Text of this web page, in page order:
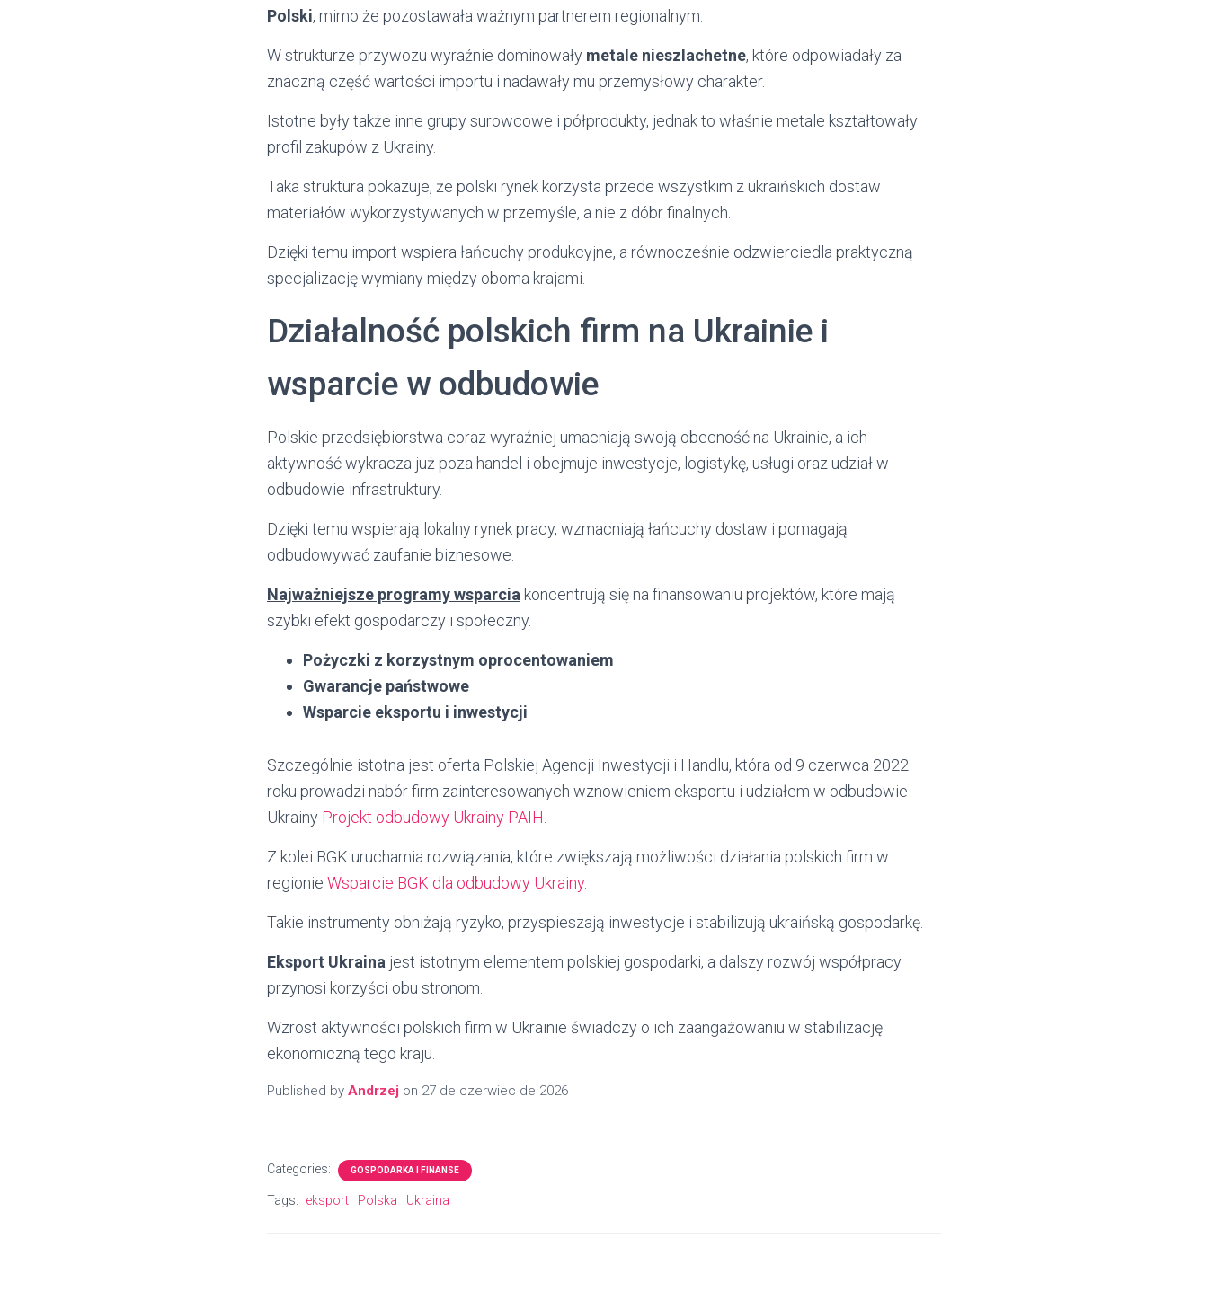
Polski, mimo że pozostawała ważnym partnerem regionalnym.
W strukturze przywozu wyraźnie dominowały metale nieszlachetne, które odpowiadały za
znaczną część wartości importu i nadawały mu przemysłowy charakter.
Istotne były także inne grupy surowcowe i półprodukty, jednak to właśnie metale kształtowały
profil zakupów z Ukrainy.
Taka struktura pokazuje, że polski rynek korzysta przede wszystkim z ukraińskich dostaw
materiałów wykorzystywanych w przemyśle, a nie z dóbr finalnych.
Dzięki temu import wspiera łańcuchy produkcyjne, a równocześnie odzwierciedla praktyczną
specjalizację wymiany między oboma krajami.
Działalność polskich firm na Ukrainie i
wsparcie w odbudowie
Polskie przedsiębiorstwa coraz wyraźniej umacniają swoją obecność na Ukrainie, a ich
aktywność wykracza już poza handel i obejmuje inwestycje, logistykę, usługi oraz udział w
odbudowie infrastruktury.
Dzięki temu wspierają lokalny rynek pracy, wzmacniają łańcuchy dostaw i pomagają
odbudowywać zaufanie biznesowe.
Najważniejsze programy wsparcia koncentrują się na finansowaniu projektów, które mają
szybki efekt gospodarczy i społeczny.
Pożyczki z korzystnym oprocentowaniem
Gwarancje państwowe
Wsparcie eksportu i inwestycji
Szczególnie istotna jest oferta Polskiej Agencji Inwestycji i Handlu, która od 9 czerwca 2022
roku prowadzi nabór firm zainteresowanych wznowieniem eksportu i udziałem w odbudowie
Ukrainy Projekt odbudowy Ukrainy PAIH
Z kolei BGK uruchamia rozwiązania, które zwiększają możliwości działania polskich firm w
regionie Wsparcie BGK dla odbudowy Ukrainy.
Takie instrumenty obniżają ryzyko, przyspieszają inwestycje i stabilizują ukraińską gospodarkę.
Eksport Ukraina jest istotnym elementem polskiej gospodarki, a dalszy rozwój współpracy
przynosi korzyści obu stronom.
Wzrost aktywności polskich firm w Ukrainie świadczy o ich zaangażowaniu w stabilizację
ekonomiczną tego kraju.
Published by Andrzej on 27 de czerwiec de 2026
Categories: GOSPODARKA I FINANSE
Tags: eksport Polska Ukraina